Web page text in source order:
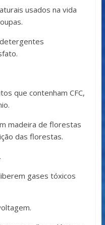
usados na vida
que contenham CFC,
madeira de florestas
das florestas.
gases tóxicos